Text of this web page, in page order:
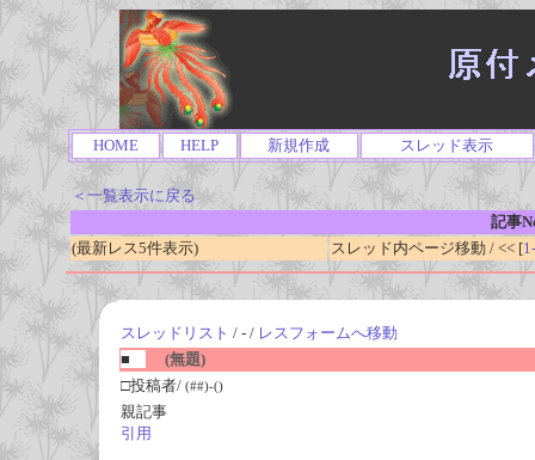
HOME HELP 新規作成 スレッド表示
＜一覧表示に戻る
記事
(最新レス5件表示)
スレッド内ページ移動 / << [
スレッドリスト / - / レスフォームへ移動
■
(無題)
□投稿者/ (##)-()
親記事
引用